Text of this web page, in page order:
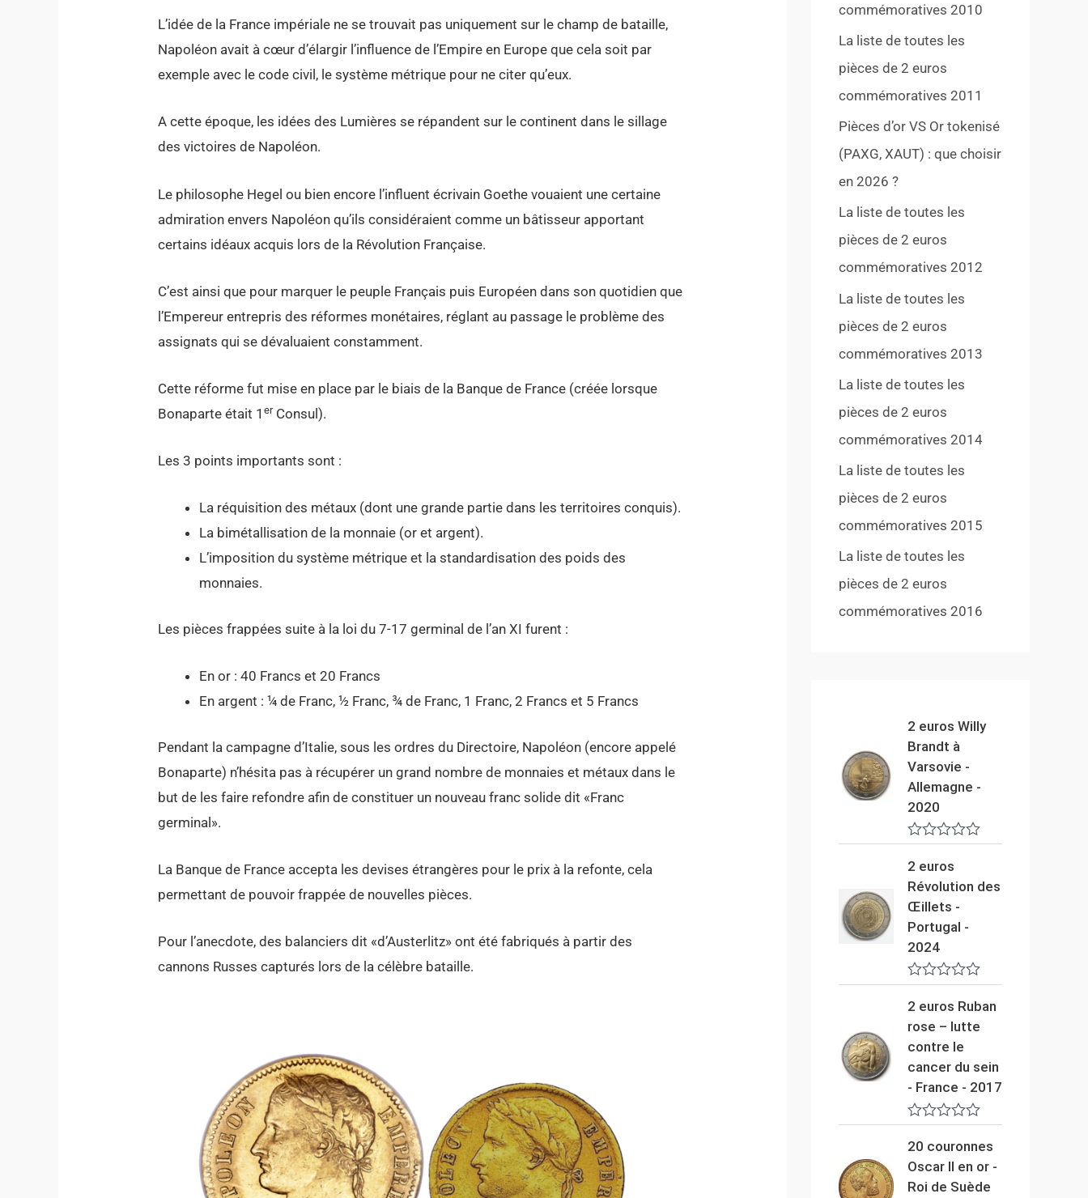
L’idée de la France impériale ne se trouvait pas uniquement sur le champ de bataille,
Napoléon avait à cœur d’élargir l’influence de l’Empire en Europe que cela soit par
exemple avec le code civil, le système métrique pour ne citer qu’eux.
A cette époque, les idées des Lumières se répandent sur le continent dans le sillage
des victoires de Napoléon.
Le philosophe Hegel ou bien encore l’influent écrivain Goethe vouaient une certaine
admiration envers Napoléon qu’ils considéraient comme un bâtisseur apportant
certains idéaux acquis lors de la Révolution Française.
C’est ainsi que pour marquer le peuple Français puis Européen dans son quotidien que
l’Empereur entrepris des réformes monétaires, réglant au passage le problème des
assignats qui se dévaluaient constamment.
Cette réforme fut mise en place par le biais de la Banque de France (créée lorsque
Bonaparte était 1erConsul).
Les 3 points importants sont :
La réquisition des métaux (dont une grande partie dans les territoires conquis).
La bimétallisation de la monnaie (or et argent).
L’imposition du système métrique et la standardisation des poids des
monnaies.
Les pièces frappées suite à la loi du 7-17 germinal de l’an XI furent :
En or : 40 Francs et 20 Francs
En argent : ¼ de Franc, ½ Franc, ¾ de Franc, 1 Franc, 2 Francs et 5 Francs
Pendant la campagne d’Italie, sous les ordres du Directoire, Napoléon (encore appelé
Bonaparte) n’hésita pas à récupérer un grand nombre de monnaies et métaux dans le
but de les faire refondre afin de constituer un nouveau franc solide dit «Franc
germinal».
La Banque de France accepta les devises étrangères pour le prix à la refonte, cela
permettant de pouvoir frappée de nouvelles pièces.
Pour l’anecdote, des balanciers dit «d’Austerlitz» ont été fabriqués à partir des
cannons Russes capturés lors de la célèbre bataille.
commémoratives 2010
La liste de toutes les
pièces de 2 euros
commémoratives 2011
Pièces d’or VS Or tokenisé
(PAXG, XAUT) : que choisir
en 2026 ?
La liste de toutes les
pièces de 2 euros
commémoratives 2012
La liste de toutes les
pièces de 2 euros
commémoratives 2013
La liste de toutes les
pièces de 2 euros
commémoratives 2014
La liste de toutes les
pièces de 2 euros
commémoratives 2015
La liste de toutes les
pièces de 2 euros
commémoratives 2016
2 euros Willy
Brandt à
Varsovie -
Allemagne -
2020
o
e
0
u
r
5
2 euros
Révolution des
Œillets -
Portugal -
2024
N
o
e
0
u
r
5
2 euros Ruban
rose – lutte
contre le
cancer du sein
- France - 2017
N
o
e
0
20 couronnes
Oscar II en or -
Roi de Suède